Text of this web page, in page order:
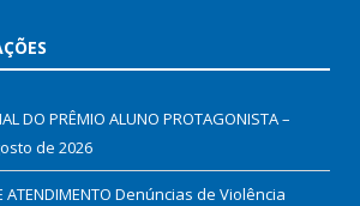
DO PRÊMIO ALUNO PROTAGONISTA –
de 2026
ATENDIMENTO Denúncias de Violência